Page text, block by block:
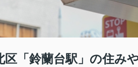
区「鈴蘭台駅」の住み